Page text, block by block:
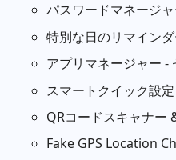
パスワードマネージ
特別な日のリマイン
アプリマネージャー -
スマートクイック設定
QRコードスキャナー
Fake GPS Location